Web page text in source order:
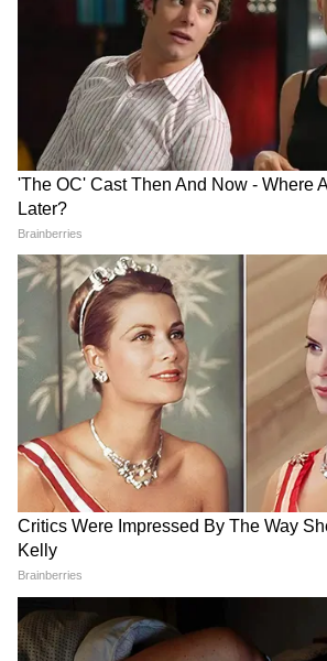
LATEST VIDEOS
Atiq Ahmed के बेटे की मौत पर घर
Akhilesh Yadav के विधायक, जमकर
फजीहत!
समुद्र की तरह क्यों हिल रहा था मोरबी के
पानी? खुल गया सबसे बड़ा राज